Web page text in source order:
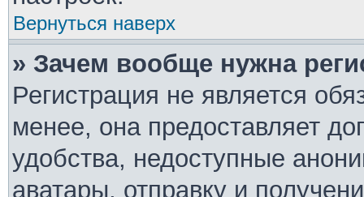
Вернуться наверх
» Зачем вообще нужна
Регистрация не является
менее, она предоставляет
удобства, недоступные
аватары, отправку и